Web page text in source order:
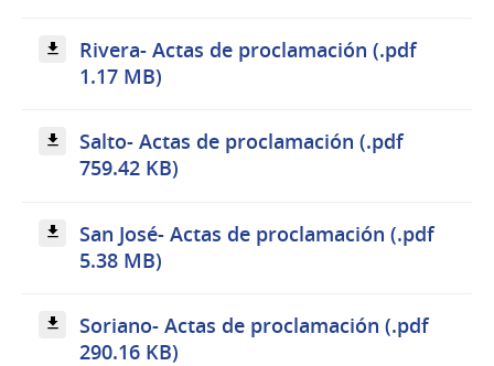
Rivera- Actas de proclamación (.pdf
1.17 MB)
Salto- Actas de proclamación (.pdf
759.42 KB)
San José- Actas de proclamación (.pdf
5.38 MB)
Soriano- Actas de proclamación (.pdf
290.16 KB)